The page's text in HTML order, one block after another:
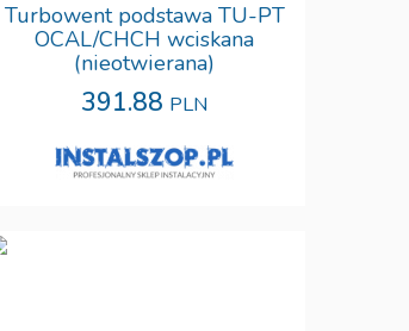
Turbowent podstawa TU-PT
OCAL/CHCH wciskana
(nieotwierana)
391.88 PLN